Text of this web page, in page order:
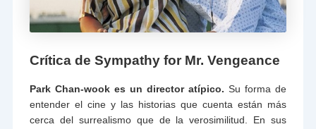
Crítica de Sympathy for Mr. Vengeance
Park Chan-wook es un director atípico. Su forma de
entender el cine y las historias que cuenta están más
cerca del surrealismo que de la verosimilitud. En sus